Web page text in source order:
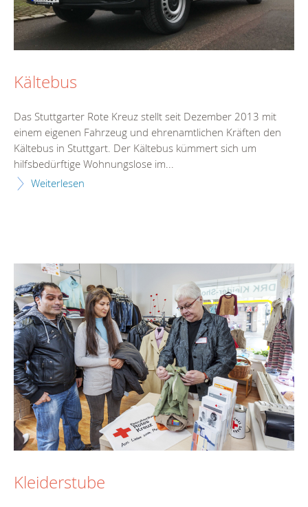
Kältebus
Das Stuttgarter Rote Kreuz stellt seit Dezember 2013 mit
einem eigenen Fahrzeug und ehrenamtlichen Kräften den
Kältebus in Stuttgart. Der Kältebus kümmert sich um
hilfsbedürftige Wohnungslose im...
Weiterlesen
Kleiderstube